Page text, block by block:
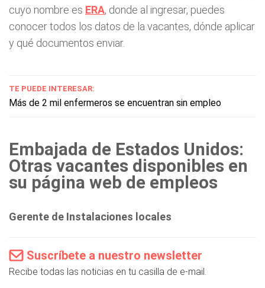
cuyo nombre es ERA, donde al ingresar, puedes
conocer todos los datos de la vacantes, dónde aplicar
y qué documentos enviar.
TE PUEDE INTERESAR:
Más de 2 mil enfermeros se encuentran sin empleo
Embajada de Estados Unidos:
Otras vacantes disponibles en
su página web de empleos
Gerente de Instalaciones locales
Suscríbete a nuestro newsletter
Recibe todas las noticias en tu casilla de e-mail.